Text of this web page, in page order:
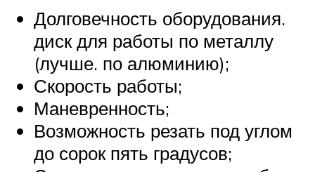
Долговечность оборудования.
диск для работы по металлу
(лучше. по алюминию);
Скорость работы;
Маневренность;
Возможность резать под углом
до сорок пять градусов;